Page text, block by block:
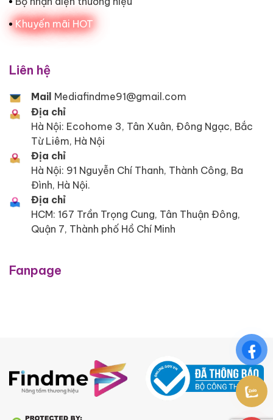
Khuyến mãi HOT
Liên hệ
Mail Mediafindme91@gmail.com
Địa chỉ
Hà Nội: Ecohome 3, Tân Xuân, Đông Ngạc, Bắc
Từ Liêm, Hà Nội
Địa chỉ
Hà Nội: 91 Nguyễn Chí Thanh, Thành Công, Ba
Đình, Hà Nội.
Địa chỉ
HCM: 167 Trần Trọng Cung, Tân Thuận Đông,
Quận 7, Thành phố Hồ Chí Minh
Fanpage